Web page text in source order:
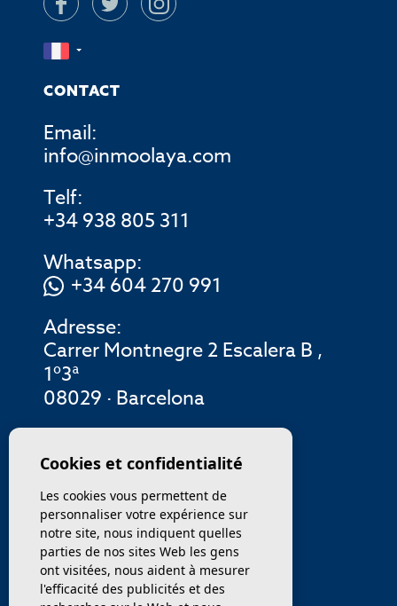
CONTACT
Email:
info@inmoolaya.com
Telf:
+34 938 805 311
Whatsapp:
+34 604 270 991
Adresse:
Carrer Montnegre 2 Escalera B ,
1º3ª
08029 · Barcelona
MENU
ENTREPRISE
PROPRIÉTÉS
SERVICES
Cookies et confidentialité
Les cookies vous permettent de
personnaliser votre expérience sur
notre site, nous indiquent quelles
parties de nos sites Web les gens
ont visitées, nous aident à mesurer
l'efficacité des publicités et des